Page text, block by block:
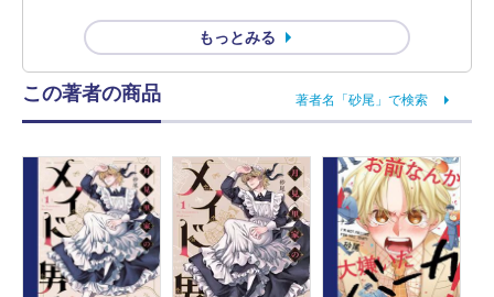
もっとみる
この著者の商品 著者名「砂尾」で検索